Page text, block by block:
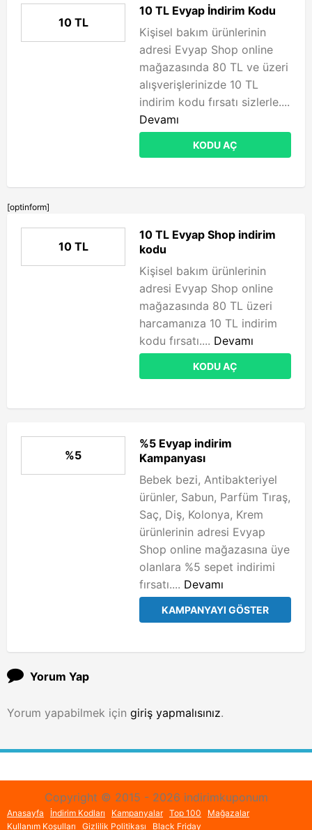
10 TL
10 TL Evyap İndirim Kodu
Kişisel bakım ürünlerinin
adresi Evyap Shop online
mağazasında 80 TL ve üzeri
alışverişlerinizde 10 TL
indirim kodu fırsatı sizlerle....
Devamı
KODU AÇ
[optinform]
10 TL
10 TL Evyap Shop indirim
kodu
Kişisel bakım ürünlerinin
adresi Evyap Shop online
mağazasında 80 TL üzeri
harcamanıza 10 TL indirim
kodu fırsatı.... Devamı
KODU AÇ
%5
%5 Evyap indirim
Kampanyası
Bebek bezi, Antibakteriyel
ürünler, Sabun, Parfüm Tıraş,
Saç, Diş, Kolonya, Krem
ürünlerinin adresi Evyap
Shop online mağazasına üye
olanlara %5 sepet indirimi
fırsatı.... Devamı
KAMPANYAYI GÖSTER
Yorum Yap
Yorum yapabilmek için giriş yapmalısınız.
Copyright © 2015 - 2026 indirimkuponum
Anasayfa İndirim Kodları Kampanyalar Top 100
Mağazalar
Kullanım Koşulları
Gizlilik Politikası Black Friday